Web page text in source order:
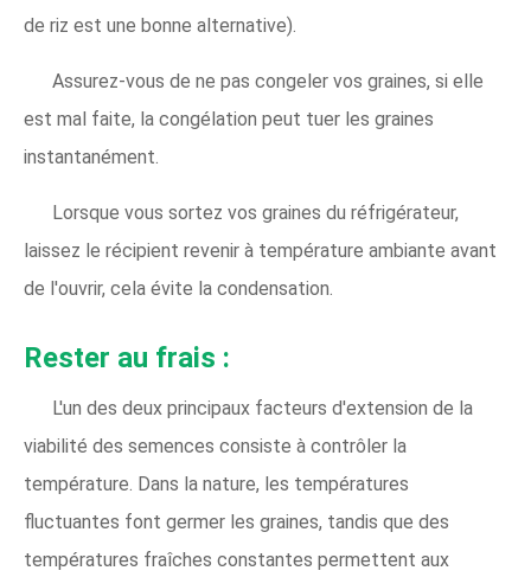
de riz est une bonne alternative).
Assurez-vous de ne pas congeler vos graines, si elle
est mal faite, la congélation peut tuer les graines
instantanément.
Lorsque vous sortez vos graines du réfrigérateur,
laissez le récipient revenir à température ambiante avant
de l'ouvrir, cela évite la condensation.
Rester au frais :
L'un des deux principaux facteurs d'extension de la
viabilité des semences consiste à contrôler la
température. Dans la nature, les températures
fluctuantes font germer les graines, tandis que des
températures fraîches constantes permettent aux